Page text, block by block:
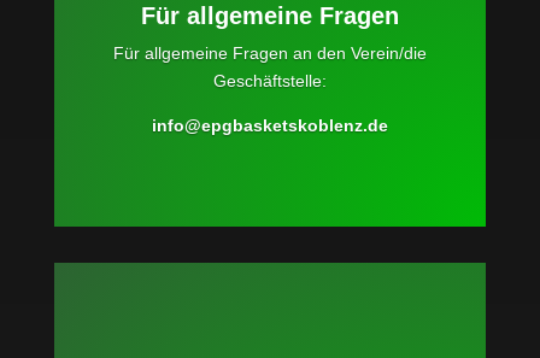
Für allgemeine Fragen
Für allgemeine Fragen an den Verein/die
Geschäftstelle:
info@epgbasketskoblenz.de